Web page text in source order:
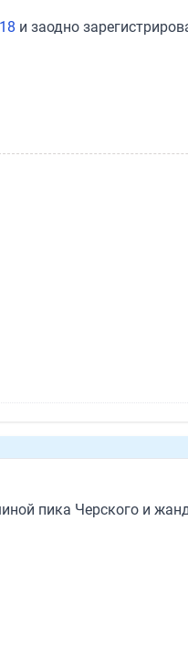
и заодно
пика Черского и